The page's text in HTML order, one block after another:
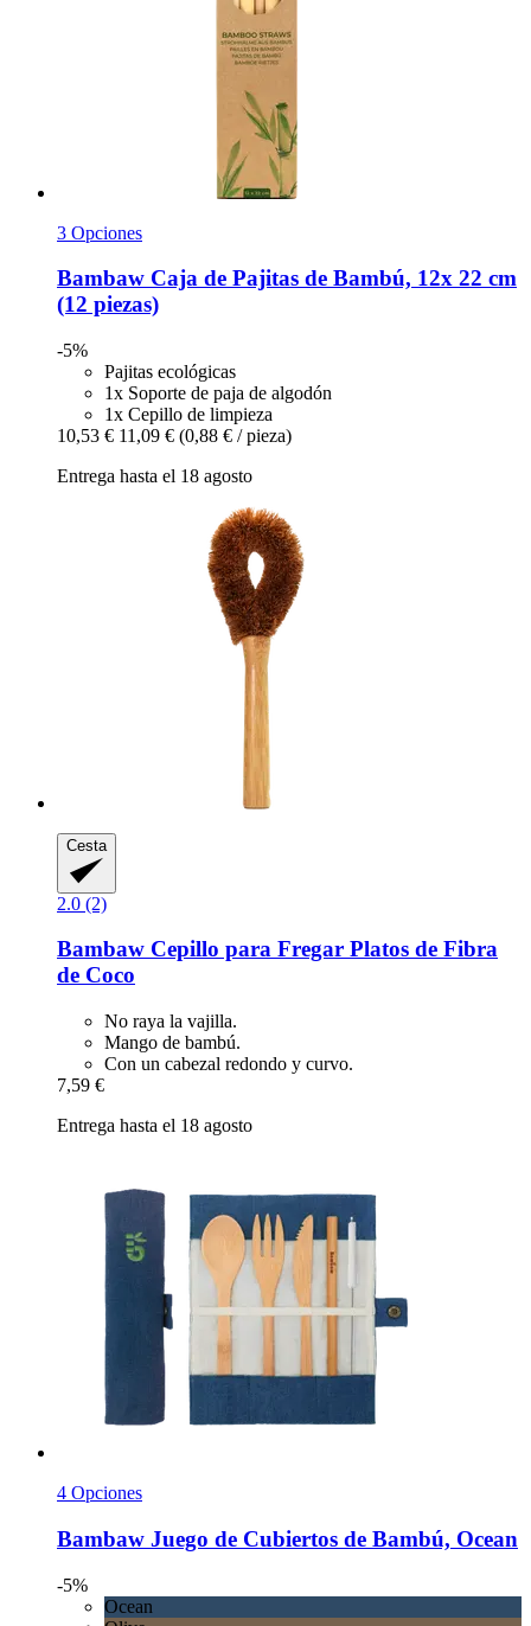
3 Opciones
Bambaw Caja de Pajitas de Bambú, 12x 22 cm
(12 piezas)
-5%
Pajitas ecológicas
1x Soporte de paja de algodón
1x Cepillo de limpieza
10,53 € 11,09 € (0,88 € / pieza)
Entrega hasta el 18 agosto
Cesta
2.0 (2)
Bambaw Cepillo para Fregar Platos de Fibra
de Coco
No raya la vajilla.
Mango de bambú.
Con un cabezal redondo y curvo.
7,59 €
Entrega hasta el 18 agosto
4 Opciones
Bambaw Juego de Cubiertos de Bambú, Ocean
-5%
Ocean